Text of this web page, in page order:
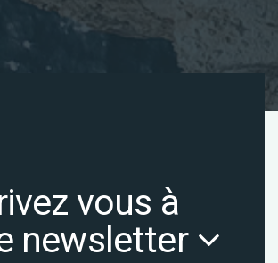
vous à
newsletter